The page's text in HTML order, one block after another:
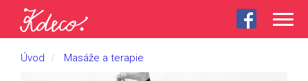
Úvod
Masáže a terapie